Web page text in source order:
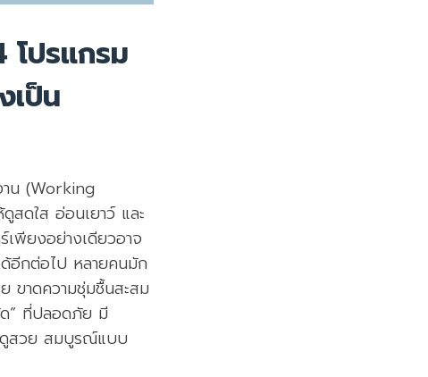
โปรแกรม
เป็น
น (Working
สดใส อ่อนเยาว์ และ
พียงอย่างเดียวอาจ
อีกต่อไป หลายคนมัก
ขาดความชุ่มชื้นสะสม
” ที่ปลอดภัย มี
ดูสวย สมบูรณ์แบบ